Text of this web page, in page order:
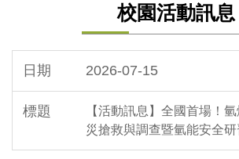
校園活動訊息
2026-07-15
【活動訊息】全國首場！
災搶救與調查暨氫能安全研